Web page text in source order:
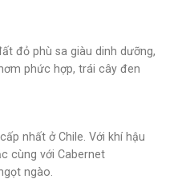
đỏ phù sa giàu dinh dưỡng,
phức hợp, trái cây đen
nhất ở Chile. Với khí hậu
cùng với Cabernet
ngào.